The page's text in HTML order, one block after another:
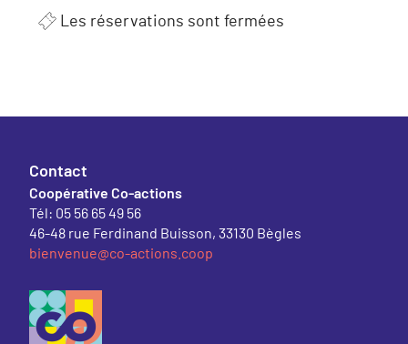
Les réservations sont fermées
Contact
Coopérative Co-actions
Tél: 05 56 65 49 56
46-48 rue Ferdinand Buisson, 33130 Bègles
bienvenue@co-actions.coop